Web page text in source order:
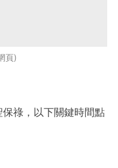
頁
祿，以下關鍵時間點